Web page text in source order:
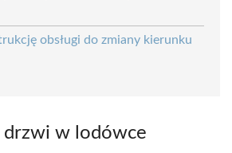
obsługi do zmiany kierunku
drzwi w lodówce